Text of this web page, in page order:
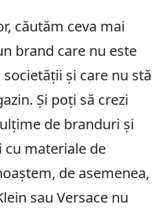
căutăm ceva mai
brand care nu este
și care nu stă
Și poți să crezi
de branduri și
materiale de
de asemenea,
sau Versace nu